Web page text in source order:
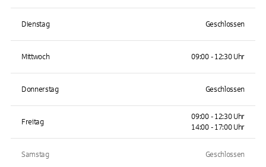
Dienstag Geschlossen
Mittwoch 09:00 - 12:30 Uhr
Donnerstag Geschlossen
Freitag
09:00 - 12:30 Uhr
14:00 - 17:00 Uhr
Samstag Geschlossen